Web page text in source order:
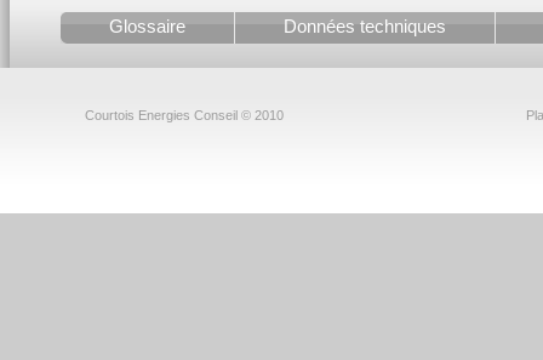
Glossaire Données techniques
Courtois Energies Conseil © 2010